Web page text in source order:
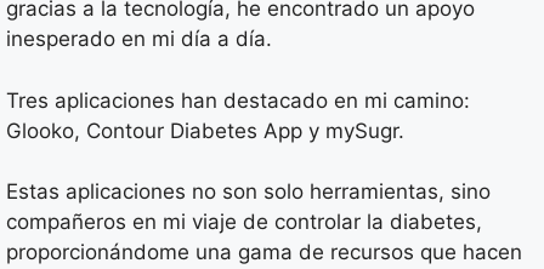
gracias a la tecnología, he encontrado un apoyo
inesperado en mi día a día.
Tres aplicaciones han destacado en mi camino:
Glooko, Contour Diabetes App y mySugr.
Estas aplicaciones no son solo herramientas, sino
compañeros en mi viaje de controlar la diabetes,
proporcionándome una gama de recursos que hacen